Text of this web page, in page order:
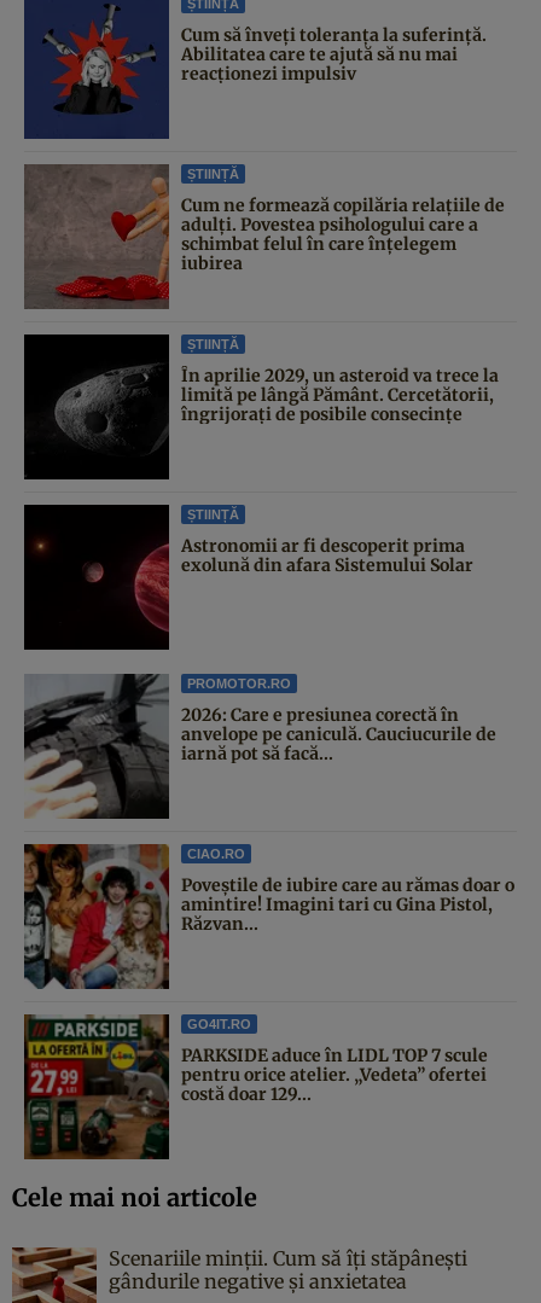
ȘTIINȚĂ
Cum să înveți toleranța la suferință.
Abilitatea care te ajută să nu mai
reacționezi impulsiv
ȘTIINȚĂ
Cum ne formează copilăria relațiile de
adulți. Povestea psihologului care a
schimbat felul în care înțelegem
iubirea
ȘTIINȚĂ
În aprilie 2029, un asteroid va trece la
limită pe lângă Pământ. Cercetătorii,
îngrijorați de posibile consecințe
ȘTIINȚĂ
Astronomii ar fi descoperit prima
exolună din afara Sistemului Solar
PROMOTOR.RO
2026: Care e presiunea corectă în
anvelope pe caniculă. Cauciucurile de
iarnă pot să facă...
CIAO.RO
Poveştile de iubire care au rămas doar o
amintire! Imagini tari cu Gina Pistol,
Răzvan...
GO4IT.RO
PARKSIDE aduce în LIDL TOP 7 scule
pentru orice atelier. „Vedeta” ofertei
costă doar 129...
Cele mai noi articole
Scenariile minții. Cum să îți stăpânești
gândurile negative și anxietatea